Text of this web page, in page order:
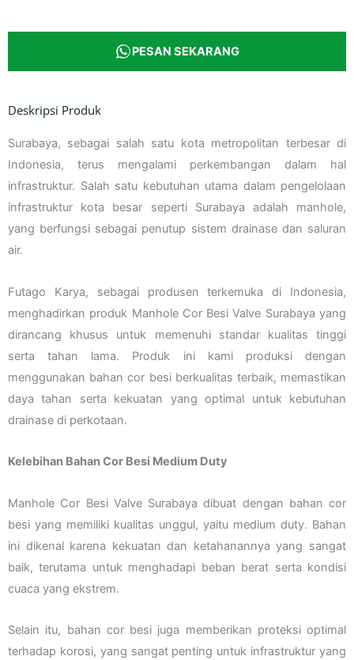
PESAN SEKARANG
Deskripsi Produk
Surabaya, sebagai salah satu kota metropolitan terbesar di
Indonesia, terus mengalami perkembangan dalam hal
infrastruktur. Salah satu kebutuhan utama dalam pengelolaan
infrastruktur kota besar seperti Surabaya adalah manhole,
yang berfungsi sebagai penutup sistem drainase dan saluran
air.
Futago Karya, sebagai produsen terkemuka di Indonesia,
menghadirkan produk Manhole Cor Besi Valve Surabaya yang
dirancang khusus untuk memenuhi standar kualitas tinggi
serta tahan lama. Produk ini kami produksi dengan
menggunakan bahan cor besi berkualitas terbaik, memastikan
daya tahan serta kekuatan yang optimal untuk kebutuhan
drainase di perkotaan.
Kelebihan Bahan Cor Besi Medium Duty
Manhole Cor Besi Valve Surabaya dibuat dengan bahan cor
besi yang memiliki kualitas unggul, yaitu medium duty. Bahan
ini dikenal karena kekuatan dan ketahanannya yang sangat
baik, terutama untuk menghadapi beban berat serta kondisi
cuaca yang ekstrem.
Selain itu, bahan cor besi juga memberikan proteksi optimal
terhadap korosi, yang sangat penting untuk infrastruktur yang